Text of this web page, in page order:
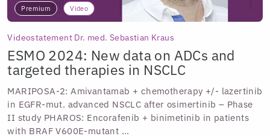
Premium Video
Videostatement Dr. med. Sebastian Kraus
ESMO 2024: New data on ADCs and
targeted therapies in NSCLC
MARIPOSA-2: Amivantamab + chemotherapy +/- lazertinib
in EGFR-mut. advanced NSCLC after osimertinib – Phase
II study PHAROS: Encorafenib + binimetinib in patients
with BRAF V600E-mutant ...